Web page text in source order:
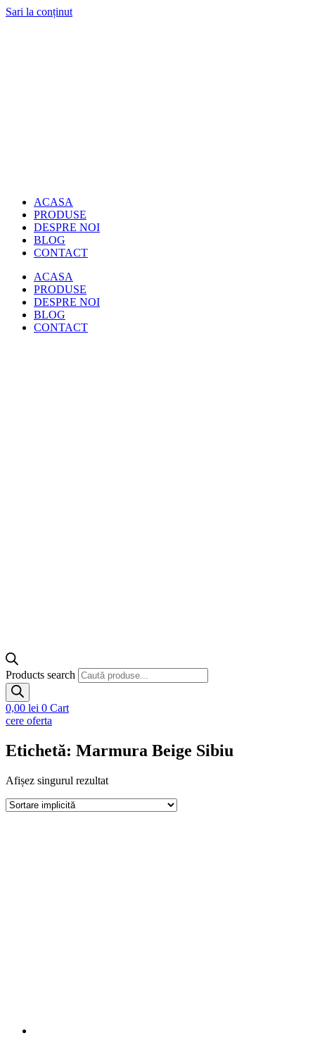
Sari la conținut
ACASA
PRODUSE
DESPRE NOI
BLOG
CONTACT
ACASA
PRODUSE
DESPRE NOI
BLOG
CONTACT
Products search
0,00 lei 0 Cart
cere oferta
Etichetă: Marmura Beige Sibiu
Afișez singurul rezultat